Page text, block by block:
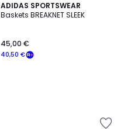
ADIDAS SPORTSWEAR
Baskets BREAKNET SLEEK
40,50 €
45,00 €